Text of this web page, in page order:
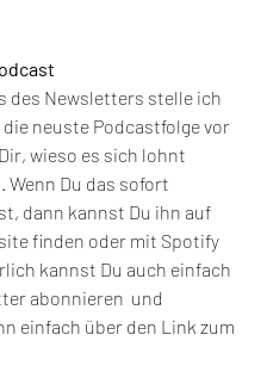
des Newsletters stelle ich
neuste Podcastfolge vor
wieso es sich lohnt
Wenn Du das sofort
dann kannst Du ihn auf
finden oder mit Spotify
kannst Du auch einfach
abonnieren  und
einfach über den Link zum